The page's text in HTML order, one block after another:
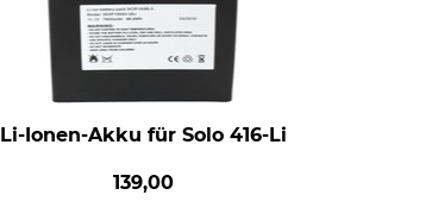
Li-Ionen-Akku für Solo 416-Li
139,00